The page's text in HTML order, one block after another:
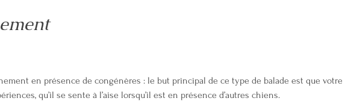
en présence de congénères : le but principal de ce type de balade est que votre
qu’il se sente à l’aise lorsqu’il est en présence d’autres chiens.